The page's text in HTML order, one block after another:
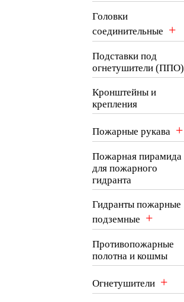
Головки
соединительные +
Подставки под
огнетушители (ППО)
Кронштейны и
крепления
Пожарные рукава +
Пожарная пирамида
для пожарного
гидранта
Гидранты пожарные
подземные +
Противопожарные
полотна и кошмы
Огнетушители +